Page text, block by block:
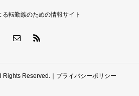
る転勤族のための情報サイト
Reserved.｜ プライバシーポリシー